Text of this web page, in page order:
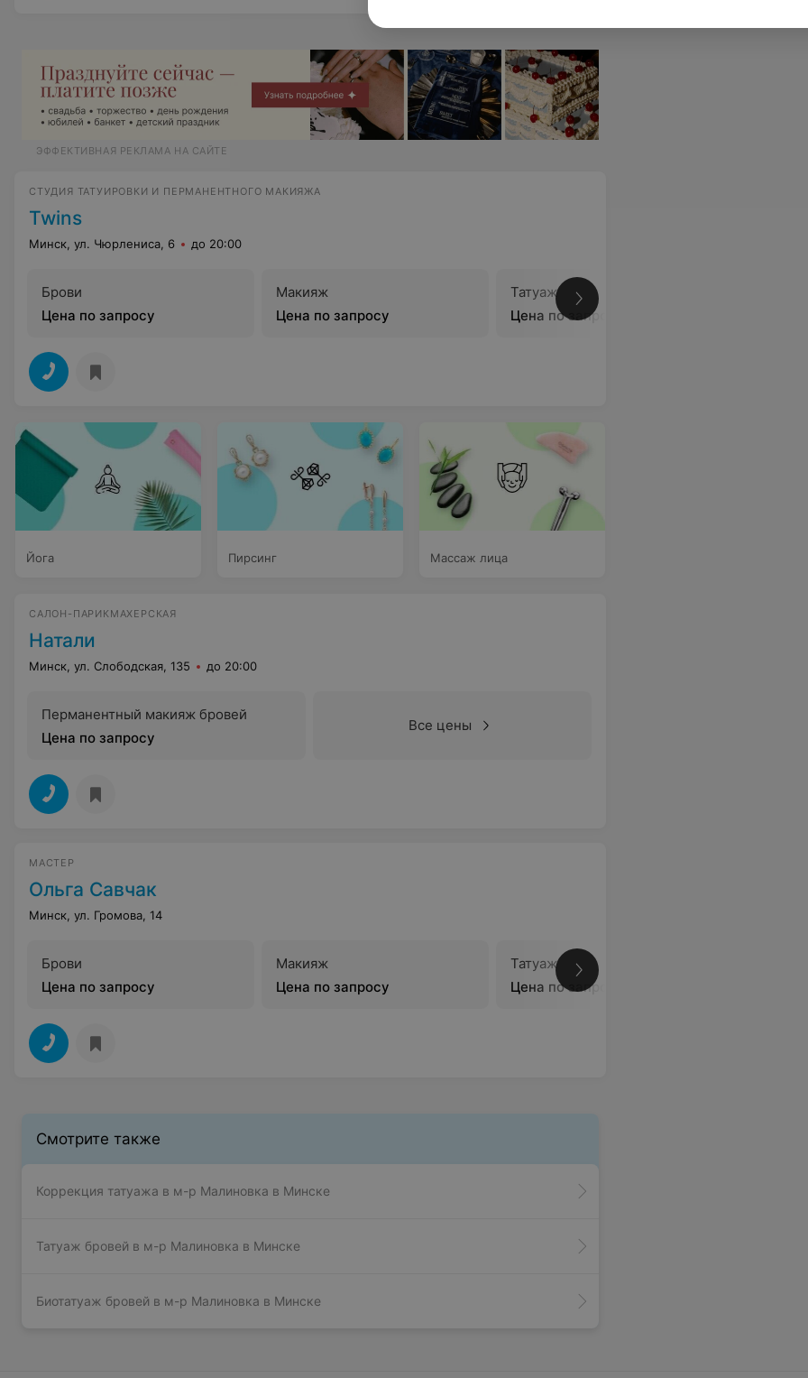
ЭФФЕКТИВНАЯ РЕКЛАМА НА САЙТЕ
СТУДИЯ ТАТУИРОВКИ И ПЕРМАНЕНТНОГО МАКИЯЖА
Twins
Минск, ул. Чюрлениса, 6 до 20:00
Брови
Цена по запросу
Макияж
Цена по запросу
Татуаж
Цена по запросу
Йога Пирсинг Массаж лица
САЛОН-ПАРИКМАХЕРСКАЯ
Натали
Минск, ул. Слободская, 135 до 20:00
Перманентный макияж бровей
Цена по запросу
Все цены
МАСТЕР
Ольга Савчак
Минск, ул. Громова, 14
Брови
Цена по запросу
Макияж
Цена по запросу
Татуаж
Цена по запросу
Смотрите также
Коррекция татуажа в м-р Малиновка в Минске
Татуаж бровей в м-р Малиновка в Минске
Биотатуаж бровей в м-р Малиновка в Минске